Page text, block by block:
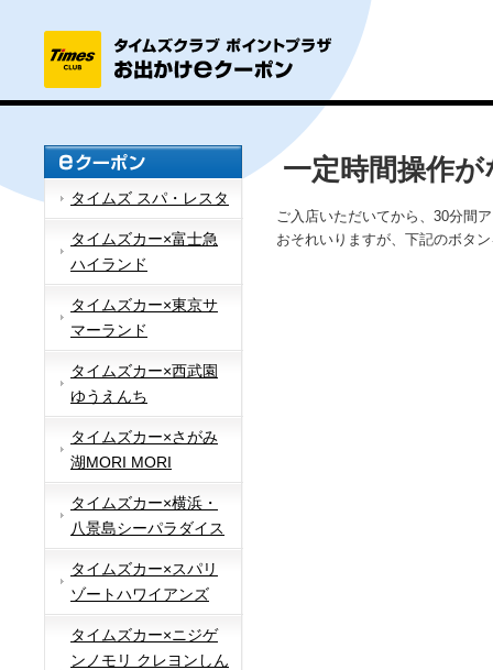
タイムズ スパ・レスタ
タイムズカー×富士急
ハイランド
タイムズカー×東京サ
マーランド
タイムズカー×西武園
ゆうえんち
タイムズカー×さがみ
湖MORI MORI
タイムズカー×横浜・
八景島シーパラダイス
タイムズカー×スパリ
ゾートハワイアンズ
タイムズカー×ニジゲ
ンノモリ クレヨンしん
一定時間操作
ご入店いただいてから、30分間
おそれいりますが、下記のボタ